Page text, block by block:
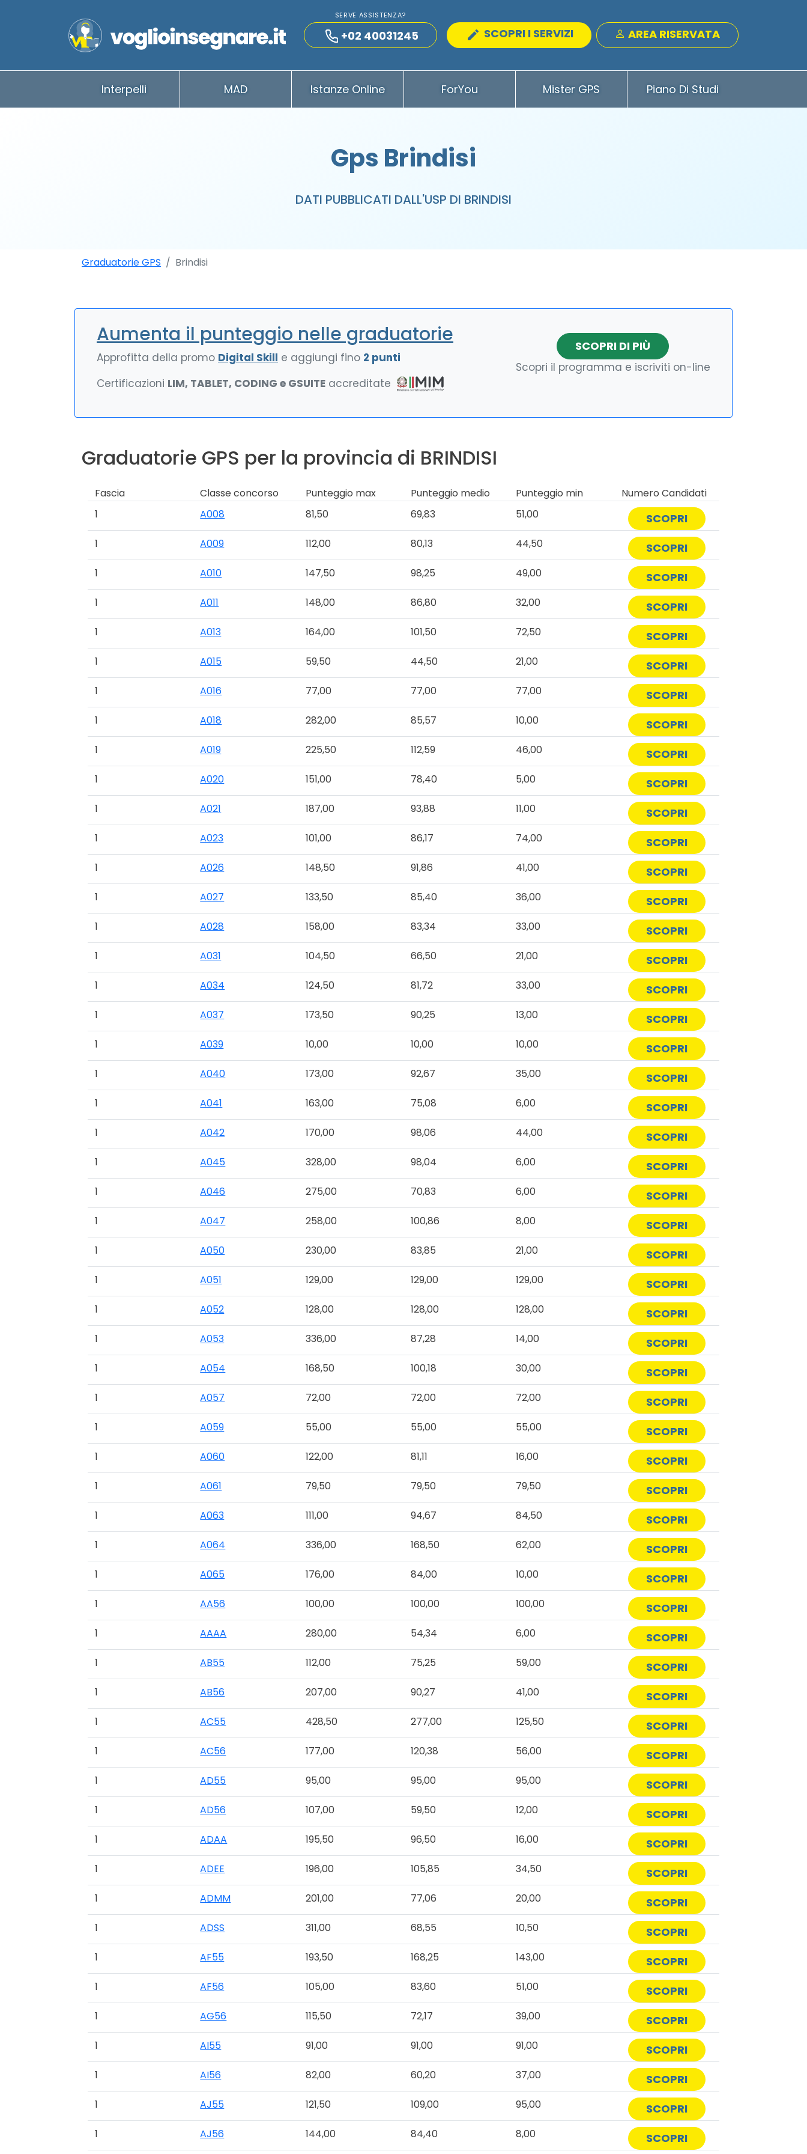
SERVE ASSISTENZA?
+02 40031245 SCOPRI I SERVIZI AREA RISERVATA
Interpelli MAD Istanze Online ForYou Mister GPS Piano Di Studi
Gps Brindisi
DATI PUBBLICATI DALL'USP DI BRINDISI
Graduatorie GPS Brindisi
Aumenta il punteggio nelle graduatorie
Approfitta della promo Digital Skill e aggiungi fino 2 punti
Certificazioni LIM, TABLET, CODING e GSUITE accreditate
SCOPRI DI PIÙ
Scopri il programma e iscriviti on-line
Graduatorie GPS per la provincia di BRINDISI
Fascia Classe concorso Punteggio max Punteggio medio Punteggio min
Numero Candidati
1
A008 81,50 69,83 51,00 SCOPRI
1 A009 112,00 80,13 44,50 SCOPRI
1 A010 147,50 98,25 49,00 SCOPRI
1 A011 148,00 86,80 32,00 SCOPRI
1 A013 164,00 101,50 72,50 SCOPRI
1 A015 59,50 44,50 21,00 SCOPRI
1 A016 77,00 77,00 77,00 SCOPRI
1 A018 282,00 85,57 10,00 SCOPRI
1 A019 225,50 112,59 46,00 SCOPRI
1 A020 151,00 78,40 5,00 SCOPRI
1 A021 187,00 93,88 11,00 SCOPRI
1 A023 101,00 86,17 74,00 SCOPRI
1 A026 148,50 91,86 41,00 SCOPRI
1 A027 133,50 85,40 36,00 SCOPRI
1 A028 158,00 83,34 33,00 SCOPRI
1 A031 104,50 66,50 21,00 SCOPRI
1 A034 124,50 81,72 33,00 SCOPRI
1 A037 173,50 90,25 13,00 SCOPRI
1 A039 10,00 10,00 10,00 SCOPRI
1 A040 173,00 92,67 35,00 SCOPRI
1 A041 163,00 75,08 6,00 SCOPRI
1 A042 170,00 98,06 44,00 SCOPRI
1 A045 328,00 98,04 6,00 SCOPRI
1 A046 275,00 70,83 6,00 SCOPRI
1 A047 258,00 100,86 8,00 SCOPRI
1 A050 230,00 83,85 21,00 SCOPRI
1 A051 129,00 129,00 129,00 SCOPRI
1 A052 128,00 128,00 128,00 SCOPRI
1 A053 336,00 87,28 14,00 SCOPRI
1 A054 168,50 100,18 30,00 SCOPRI
1 A057 72,00 72,00 72,00 SCOPRI
1 A059 55,00 55,00 55,00 SCOPRI
1 A060 122,00 81,11 16,00 SCOPRI
1 A061 79,50 79,50 79,50 SCOPRI
1 A063 111,00 94,67 84,50 SCOPRI
1 A064 336,00 168,50 62,00 SCOPRI
1 A065 176,00 84,00 10,00 SCOPRI
1 AA56 100,00 100,00 100,00 SCOPRI
1 AAAA 280,00 54,34 6,00 SCOPRI
1 AB55 112,00 75,25 59,00 SCOPRI
1 AB56 207,00 90,27 41,00 SCOPRI
1 AC55 428,50 277,00 125,50 SCOPRI
1 AC56 177,00 120,38 56,00 SCOPRI
1 AD55 95,00 95,00 95,00 SCOPRI
1 AD56 107,00 59,50 12,00 SCOPRI
1 ADAA 195,50 96,50 16,00 SCOPRI
1 ADEE 196,00 105,85 34,50 SCOPRI
1 ADMM 201,00 77,06 20,00 SCOPRI
1 ADSS 311,00 68,55 10,50 SCOPRI
1 AF55 193,50 168,25 143,00 SCOPRI
1 AF56 105,00 83,60 51,00 SCOPRI
1 AG56 115,50 72,17 39,00 SCOPRI
1 AI55 91,00 91,00 91,00 SCOPRI
1 AI56 82,00 60,20 37,00 SCOPRI
1 AJ55 121,50 109,00 95,00 SCOPRI
1 AJ56 144,00 84,40 8,00 SCOPRI